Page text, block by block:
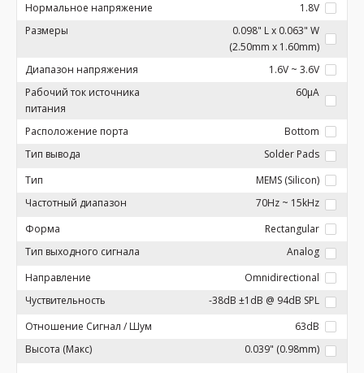
Нормальное напряжение
1.8V
Размеры
0.098" L x 0.063" W
(2.50mm x 1.60mm)
Диапазон напряжения
1.6V ~ 3.6V
Рабочий ток источника
питания
60µA
Расположение порта
Bottom
Тип вывода
Solder Pads
Тип
MEMS (Silicon)
Частотный диапазон
70Hz ~ 15kHz
Форма
Rectangular
Тип выходного сигнала
Analog
Направление
Omnidirectional
Чуствительность
-38dB ±1dB @ 94dB SPL
Отношение Сигнал / Шум
63dB
Высота (Макс)
0.039" (0.98mm)